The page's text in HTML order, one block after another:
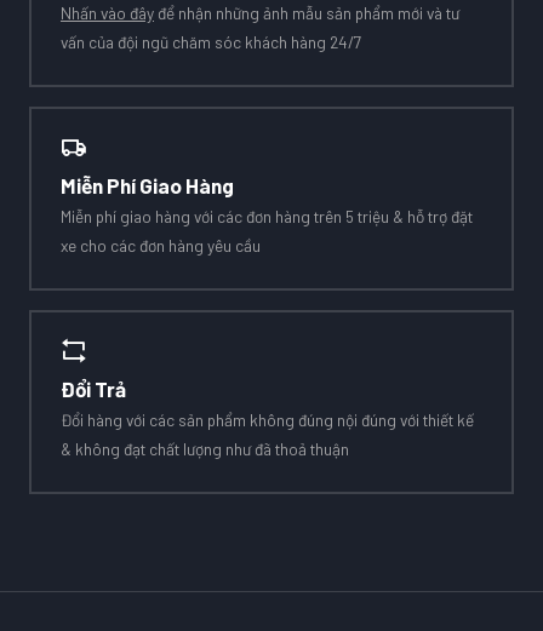
Nhấn vào đây để nhận những ảnh mẫu sản phẩm mới và tư
vấn của đội ngũ chăm sóc khách hàng 24/7
Miễn Phí Giao Hàng
Miễn phí giao hàng với các đơn hàng trên 5 triệu & hỗ trợ đặt
xe cho các đơn hàng yêu cầu
Đổi Trả
Đổi hàng với các sản phẩm không đúng nội đúng với thiết kế
& không đạt chất lượng như đã thoả thuận